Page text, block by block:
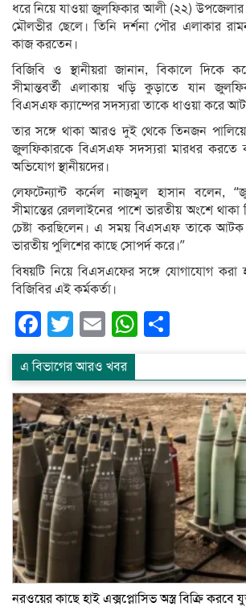
ধরে নিয়ে যাওয়া জুলফিকার আলী (২২)
মৌলভীর ছেলে। তিনি দর্শনা পৌর এলাকার
কাজ করতেন।
বিজিবি ও স্থানীয়রা জানান, বিকালে দিকে
সীমান্তবর্তী এলাকায় খড়ি কুড়াতে যান
বিএসএফ ক্যাম্পের সদস্যরা তাকে ধাওয়া করে
তার সঙ্গে থাকা আরও দুই থেকে তিনজন
জুলফিকারকে বিএসএফ সদস্যরা মারধর করতে
অভিযোগ স্থানীয়দের।
লেফটেন্যান্ট কর্নেল নাজমুল হাসান বলেন,
সীমান্তের রেললাইনের পাশে ভারতীয় অংশে থাকা
চেষ্টা করছিলেন। এ সময় বিএসএফ তাকে আটক
ভারতীয় পুলিশের কাছে সোপর্দ করে।”
বিষয়টি নিয়ে বিএসএফের সঙ্গে যোগাযোগ করা
বিজিবির এই কর্মকর্তা।
Facebook
Twitter
EmailWhatsApp
এ বিভাগের আরও খবর
নরওয়ের কাছে হাই এক্সপ্লোসিভ অস্ত্র বিক্রি করবে